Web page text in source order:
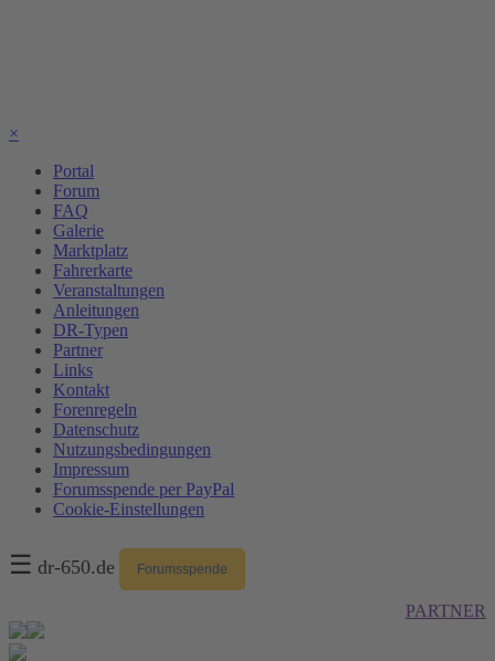
×
Portal
Forum
FAQ
Galerie
Marktplatz
Fahrerkarte
Veranstaltungen
Anleitungen
DR-Typen
Partner
Links
Kontakt
Forenregeln
Datenschutz
Nutzungsbedingungen
Impressum
Forumsspende per PayPal
Cookie-Einstellungen
☰ dr-650.de Forumsspende
PARTNER